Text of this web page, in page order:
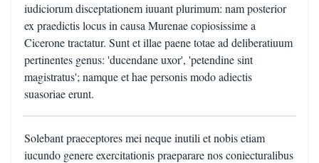
iudiciorum disceptationem iuuant plurimum: nam posterior
ex praedictis locus in causa Murenae copiosissime a
Cicerone tractatur. Sunt et illae paene totae ad deliberatiuum
pertinentes genus: 'ducendane uxor', 'petendine sint
magistratus'; namque et hae personis modo adiectis
suasoriae erunt.
Solebant praeceptores mei neque inutili et nobis etiam
iucundo genere exercitationis praeparare nos coniecturalibus